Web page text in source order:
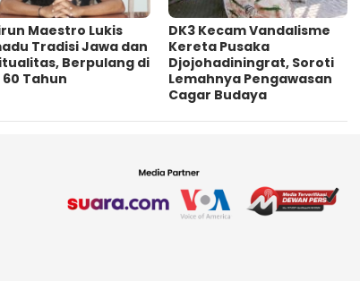
Maestro Lukis
Tradisi Jawa dan
Berpulang di
60 Tahun
DK3 Kecam Vandalisme
Kereta Pusaka
Djojohadiningrat, Soroti
Lemahnya Pengawasan
Cagar Budaya